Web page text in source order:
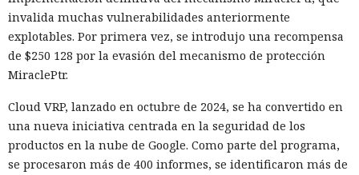
invalida muchas vulnerabilidades anteriormente
explotables. Por primera vez, se introdujo una recompensa
de $250 128 por la evasión del mecanismo de protección
MiraclePtr.
Cloud VRP, lanzado en octubre de 2024, se ha convertido en
una nueva iniciativa centrada en la seguridad de los
productos en la nube de Google. Como parte del programa,
se procesaron más de 400 informes, se identificaron más de